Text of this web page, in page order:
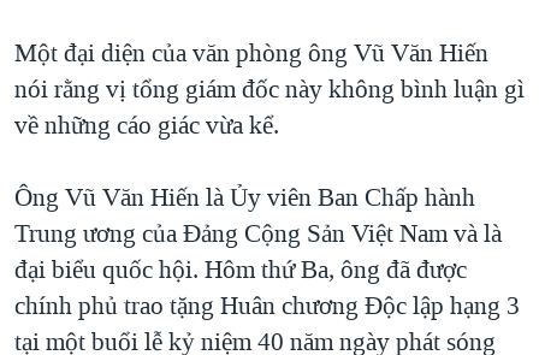
Một đại diện của văn phòng ông Vũ Văn Hiến
nói rằng vị tổng giám đốc này không bình luận gì
về những cáo giác vừa kể.
Ông Vũ Văn Hiến là Ủy viên Ban Chấp hành
Trung ương của Đảng Cộng Sản Việt Nam và là
đại biểu quốc hội. Hôm thứ Ba, ông đã được
chính phủ trao tặng Huân chương Độc lập hạng 3
tại một buổi lễ kỷ niệm 40 năm ngày phát sóng